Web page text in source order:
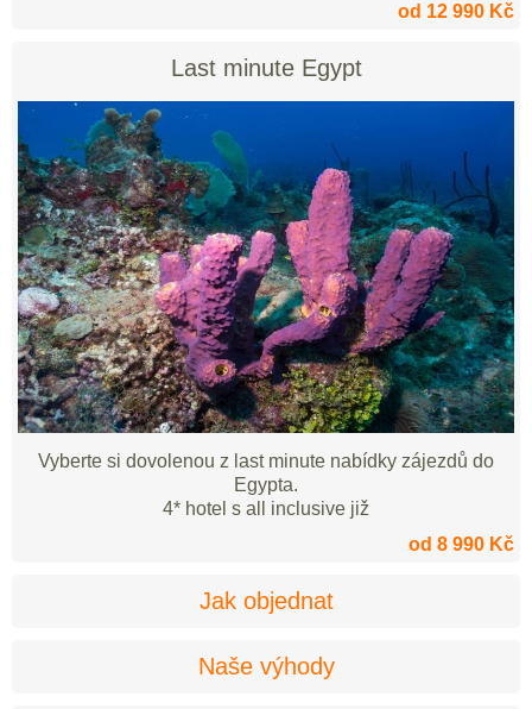
od 12 990 Kč
Last minute Egypt
Vyberte si dovolenou z last minute nabídky zájezdů do
Egypta.
4* hotel s all inclusive již
od 8 990 Kč
Jak objednat
Naše výhody